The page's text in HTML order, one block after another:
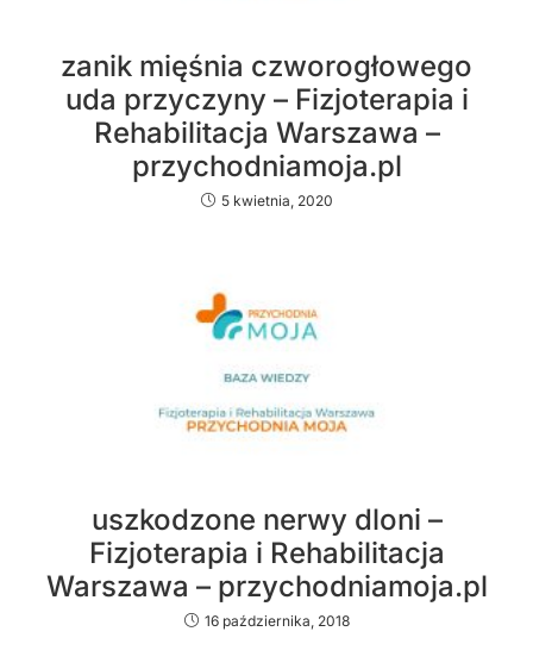
zanik mięśnia czworogłowego
uda przyczyny – Fizjoterapia i
Rehabilitacja Warszawa –
przychodniamoja.pl
5 kwietnia, 2020
uszkodzone nerwy dloni –
Fizjoterapia i Rehabilitacja
Warszawa – przychodniamoja.pl
16 października, 2018